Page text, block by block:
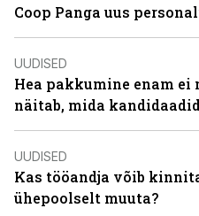
Coop Panga uus
UUDISED
Hea pakkumine enam
näitab, mida
UUDISED
Kas tööandja võib
ühepoolselt muuta?